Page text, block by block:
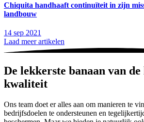
Chiquita handhaaft continuïteit in zijn
landbouw
14 sep 2021
Laad meer artikelen
De lekkerste banaan van de
kwaliteit
Ons team doet er alles aan om manieren te
bedrijfsdoelen te ondersteunen en